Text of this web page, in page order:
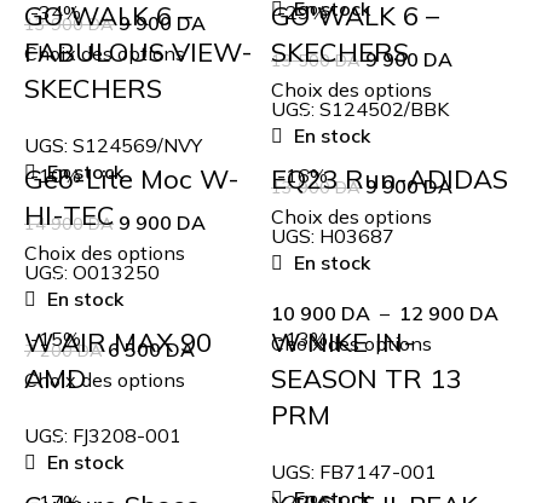
13 900DA 9 900 DA
Choix des options
En stock
13 500DA 9 900 DA
Choix des options
-34%
GO WALK 6 –
FABULOUS VIEW-
SKECHERS
UGS: S124569/NVY
En stock
14 900DA 9 900 DA
Choix des options
-29%
GO WALK 6 –
SKECHERS
UGS: S124502/BBK
En stock
13 900DA 9 900DA
Choix des options
-10%
Geo-Lite Moc W-
HI-TEC
UGS: O013250
En stock
7 200DA 6 500DA
Choix des options
-16%
EQ23 Run-ADIDAS
UGS: H03687
En stock
10 900 DA – 12 900 DA
Choix des options
-15%
W AIR MAX 90
AMD
UGS: FJ3208-001
En stock
-13%
W NIKE IN-
SEASON TR 13
PRM
UGS: FB7147-001
En stock